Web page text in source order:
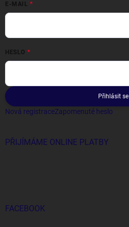
E-MAIL
HESLO
Přihlásit se
Nová registraceZapomenuté heslo
PŘIJÍMÁME ONLINE PLATBY
FACEBOOK